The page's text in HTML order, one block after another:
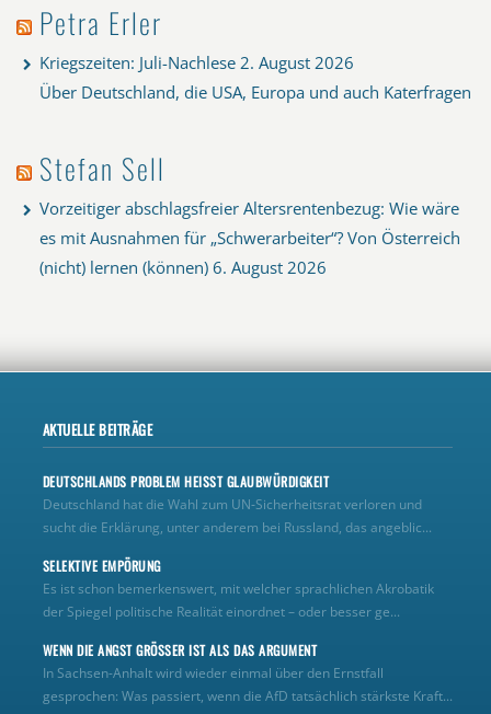
Petra Erler
Kriegszeiten: Juli-Nachlese 2. August 2026
Über Deutschland, die USA, Europa und auch Katerfragen
Stefan Sell
Vorzeitiger abschlagsfreier Altersrentenbezug: Wie wäre
es mit Ausnahmen für „Schwerarbeiter“? Von Österreich
(nicht) lernen (können) 6. August 2026
AKTUELLE BEITRÄGE
DEUTSCHLANDS PROBLEM HEISST GLAUBWÜRDIGKEIT
Deutschland hat die Wahl zum UN‑Sicherheitsrat verloren und
sucht die Erklärung, unter anderem bei Russland, das angeblic...
SELEKTIVE EMPÖRUNG
Es ist schon bemerkenswert, mit welcher sprachlichen Akrobatik
der Spiegel politische Realität einordnet – oder besser ge...
WENN DIE ANGST GRÖSSER IST ALS DAS ARGUMENT
In Sachsen-Anhalt wird wieder einmal über den Ernstfall
gesprochen: Was passiert, wenn die AfD tatsächlich stärkste Kraft...